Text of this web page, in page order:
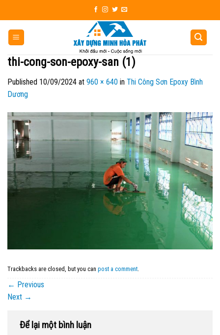
to
content
thi-cong-son-epoxy-san (1)
Published 10/09/2024 at 960 × 640 in Thi Công Sơn Epoxy Bình
Dương
Trackbacks are closed, but you can post a comment.
← Previous
Next →
Để lại một bình luận